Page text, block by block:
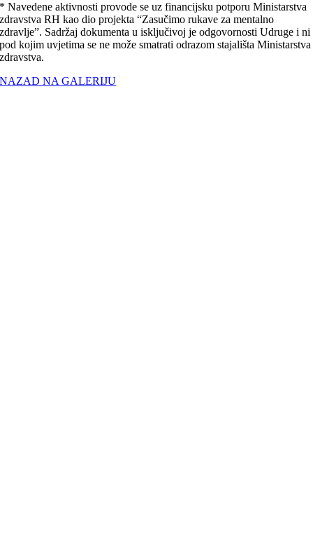
* Navedene aktivnosti provode se uz financijsku potporu Ministarstva
zdravstva RH kao dio projekta “Zasučimo rukave za mentalno
zdravlje”. Sadržaj dokumenta u isključivoj je odgovornosti Udruge i ni
pod kojim uvjetima se ne može smatrati odrazom stajališta Ministarstva
zdravstva.
NAZAD NA GALERIJU